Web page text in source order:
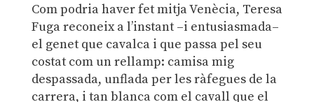
Com podria haver fet mitja Venècia, Teresa
Fuga reconeix a l’instant –i entusiasmada–
el genet que cavalca i que passa pel seu
costat com un rellamp: camisa mig
despassada, unflada per les ràfegues de la
carrera, i tan blanca com el cavall que el